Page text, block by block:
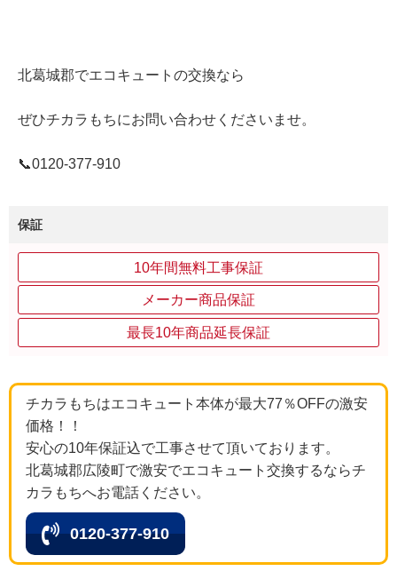
北葛城郡でエコキュートの交換なら
ぜひチカラもちにお問い合わせくださいませ。
📞0120‐377‐910
保証
10年間無料工事保証
メーカー商品保証
最長10年商品延長保証
チカラもちはエコキュート本体が最大77％OFFの激安
価格！！
安心の10年保証込で工事させて頂いております。
北葛城郡広陵町で激安でエコキュート交換するならチ
カラもちへお電話ください。
0120-377-910